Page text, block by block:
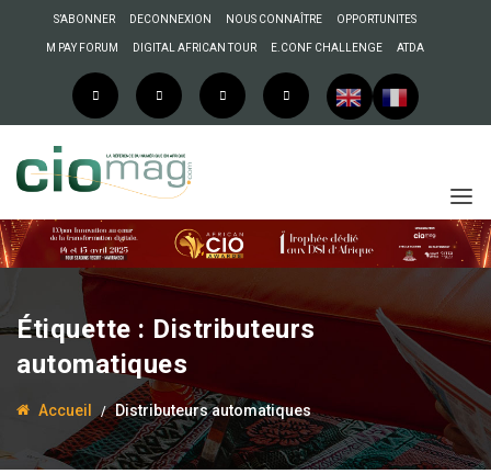
S’ABONNER DECONNEXION NOUS CONNAÎTRE OPPORTUNITES
M PAY FORUM DIGITAL AFRICAN TOUR E.CONF CHALLENGE ATDA
Étiquette : Distributeurs
automatiques
Accueil Distributeurs automatiques